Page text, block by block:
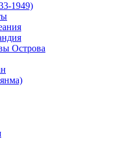
1949)
Острова